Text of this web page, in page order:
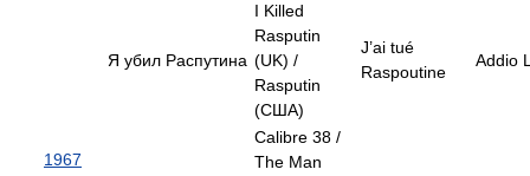
1967
Я убил Распутина
I Killed
Rasputin
(UK) /
Rasputin
(США)
J’ai tué
Raspoutine
Addio
Calibre 38 /
The Man